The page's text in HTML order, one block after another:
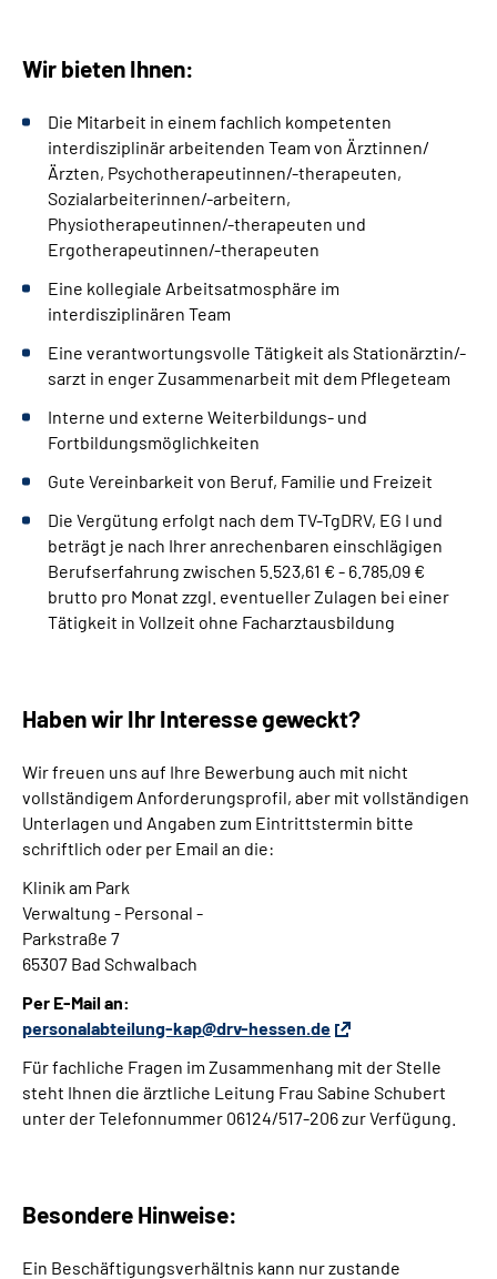
Wir bieten Ihnen:
Die Mitarbeit in einem fachlich kompetenten
interdisziplinär arbeitenden Team von Ärztinnen/
Ärzten, Psychotherapeutinnen/-therapeuten,
Sozialarbeiterinnen/-arbeitern,
Physiotherapeutinnen/-therapeuten und
Ergotherapeutinnen/-therapeuten
Eine kollegiale Arbeitsatmosphäre im
interdisziplinären Team
Eine verantwortungsvolle Tätigkeit als Stationärztin/-
sarzt in enger Zusammenarbeit mit dem Pflegeteam
Interne und externe Weiterbildungs- und
Fortbildungsmöglichkeiten
Gute Vereinbarkeit von Beruf, Familie und Freizeit
Die Vergütung erfolgt nach dem TV-TgDRV, EG I und
beträgt je nach Ihrer anrechenbaren einschlägigen
Berufserfahrung zwischen 5.523,61 € - 6.785,09 €
brutto pro Monat zzgl. eventueller Zulagen bei einer
Tätigkeit in Vollzeit ohne Facharztausbildung
Haben wir Ihr Interesse geweckt?
Wir freuen uns auf Ihre Bewerbung auch mit nicht
vollständigem Anforderungsprofil, aber mit vollständigen
Unterlagen und Angaben zum Eintrittstermin bitte
schriftlich oder per Email an die:
Klinik am Park
Verwaltung - Personal -
Parkstraße 7
65307 Bad Schwalbach
Per E-Mail an:
personalabteilung-kap@drv-hessen.de
Für fachliche Fragen im Zusammenhang mit der Stelle
steht Ihnen die ärztliche Leitung Frau Sabine Schubert
unter der Telefonnummer 06124/517-206 zur Verfügung.
Besondere Hinweise:
Ein Beschäftigungsverhältnis kann nur zustande